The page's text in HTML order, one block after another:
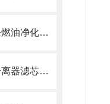
航空煤油聚结滤芯：全链条燃油净化的关键配套
净流护航：喷气燃料过滤分离器滤芯的使用目的